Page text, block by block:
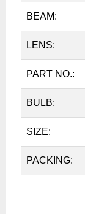
BEAM:
LENS:
PART NO.:
BULB:
SIZE:
PACKING: